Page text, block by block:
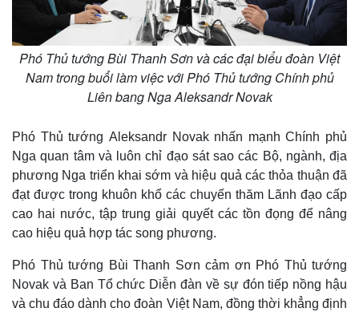
Phó Thủ tướng Bùi Thanh Sơn và các đại biểu đoàn Việt
Nam trong buổi làm việc với Phó Thủ tướng Chính phủ
Liên bang Nga Aleksandr Novak
Phó Thủ tướng Aleksandr Novak nhấn mạnh Chính phủ
Nga quan tâm và luôn chỉ đạo sát sao các Bộ, ngành, địa
phương Nga triển khai sớm và hiệu quả các thỏa thuận đã
đạt được trong khuôn khổ các chuyến thăm Lãnh đạo cấp
cao hai nước, tập trung giải quyết các tồn đọng để nâng
cao hiệu quả hợp tác song phương.
Phó Thủ tướng Bùi Thanh Sơn cảm ơn Phó Thủ tướng
Novak và Ban Tổ chức Diễn đàn về sự đón tiếp nồng hậu
và chu đáo dành cho đoàn Việt Nam, đồng thời khẳng định